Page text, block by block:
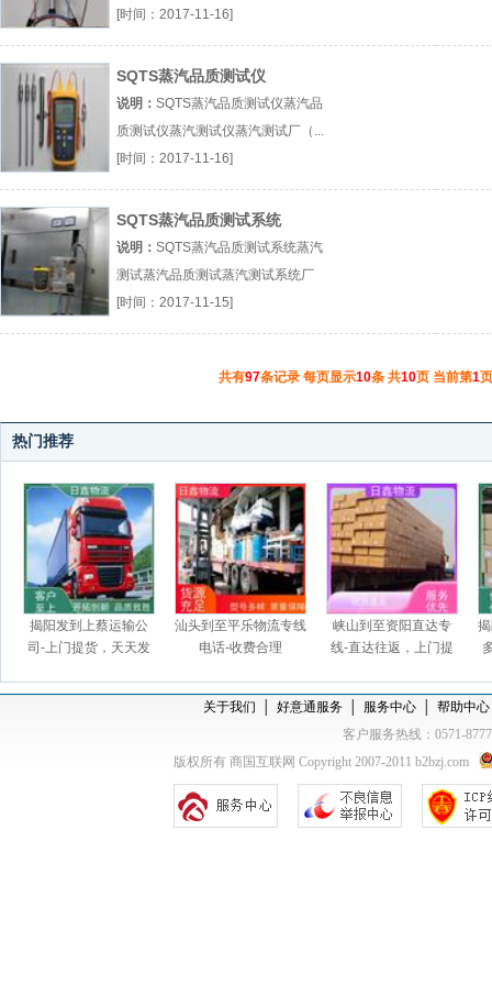
汽取样器』
[时间：2017-11-16]
SQTS蒸汽品质测试仪
说明： SQTS蒸汽品质测试仪蒸汽品
质测试仪蒸汽测试仪蒸汽测试厂（...
『蒸汽品质测试仪』
[时间：2017-11-16]
SQTS蒸汽品质测试系统
说明： SQTS蒸汽品质测试系统蒸汽
测试蒸汽品质测试蒸汽测试系统厂
（...『蒸汽测试』
[时间：2017-11-15]
共有97条记录 每页显示10条 共10页 当前第1
热门推荐
揭阳发到上蔡运输公
司-上门提货，天天发
汕头到至平乐物流专线
电话-收费合理
峡山到至资阳直达专
线-直达往返，上门提
关于我们 好意通服务 服务中心
帮助中心
客户服务热线：0571-
版权所有 商国互联网 Copyright 2007-2011 b2bzj.com